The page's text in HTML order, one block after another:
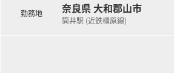
■医療モール内にある調剤
■グループ会社としては介
勤務地 奈良県 大和郡山市
筒井駅 (近鉄橿原線)